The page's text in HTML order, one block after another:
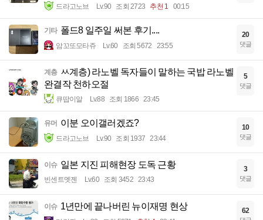
드라고노브 Lv.90 조회 2723 추천 1 00:15
기타 폴드8 일주일 써본 후기....
암꼬또모타쥬 Lv.60 조회 5672 23:55
20
댓글
계층 ㅆ계층) 라노벨 독자들이 말하는 국밥 라노벨
완결작 천하오절
큐땁이알 Lv.88 조회 1866 23:45
5
댓글
유머 이분 오이갤러겠죠?
드라고노브 Lv.90 조회 1937 23:44
10
댓글
이슈 일본 지진 피해현장 도독 근황
빈센트멧젠 Lv.60 조회 3452 23:43
3
댓글
이슈 1년만에 끝나버린 뉴이재명 현상 62